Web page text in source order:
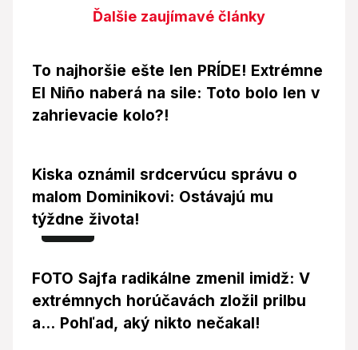
Ďalšie zaujímavé články
To najhoršie ešte len PRÍDE! Extrémne
El Niño naberá na sile: Toto bolo len v
zahrievacie kolo?!
Kiska oznámil srdcervúcu správu o
malom Dominikovi: Ostávajú mu
týždne života!
Foto
FOTO Sajfa radikálne zmenil imidž: V
extrémnych horúčavách zložil prilbu
a... Pohľad, aký nikto nečakal!